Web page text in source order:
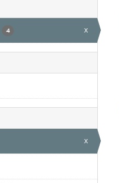
4 x
x